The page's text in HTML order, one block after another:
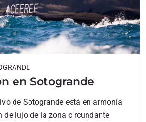
en Sotogrande
de Sotogrande está en armonía
de lujo de la zona circundante